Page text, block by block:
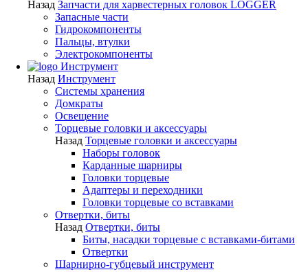
Назад Запчасти для харвестерных головок LOGGER
Запасные части
Гидрокомпоненты
Пальцы, втулки
Электрокомпоненты
Инструмент
Назад Инструмент
Системы хранения
Домкраты
Освещение
Торцевые головки и аксессуары
Назад Торцевые головки и аксессуары
Наборы головок
Карданные шарниры
Головки торцевые
Адаптеры и переходники
Головки торцевые со вставками
Отвертки, биты
Назад Отвертки, биты
Биты, насадки торцевые с вставками-битами
Отвертки
Шарнирно-губцевый инструмент